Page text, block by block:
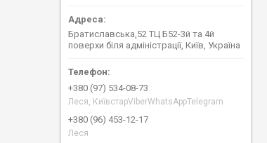
Братиславська,52 ТЦ Б52-3й та 4й
поверхи біля адміністрації, Київ, Україна
+380 (97) 534-08-73
Леся, КиївстарViberWhatsAppTelegram
+380 (96) 453-12-17
Леся